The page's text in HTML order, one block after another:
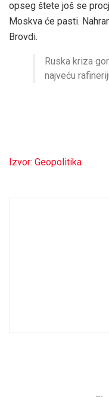
opseg štete još se
Moskva će pasti.
Brovdi.
Ruska kriza
najveću
Izvor: Geopolitika